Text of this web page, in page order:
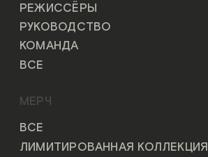
РЕЖИССЁРЫ
РУКОВОДСТВО
КОМАНДА
ВСЕ
МЕРЧ
ВСЕ
ЛИМИТИРОВАННАЯ КОЛЛЕКЦИЯ